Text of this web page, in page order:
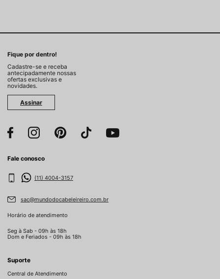
Fique por dentro!
Cadastre-se e receba
antecipadamente nossas
ofertas exclusivas e
novidades.
Assinar
Fale conosco
(11) 4004-3157
sac@mundodocabeleireiro.com.br
Horário de atendimento
Seg à Sab - 09h às 18h
Dom e Feriados - 09h às 18h
Suporte
Central de Atendimento